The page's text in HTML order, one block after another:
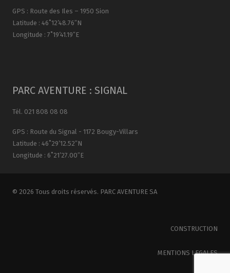
GPS : Route des Iles – 1950 Sion
Latitude : 46˚12’48.76″N
Longitude : 7˚19’41.19″E
PARC AVENTURE : SIGNAL
Tél. 021 808 08 08
GPS : Route du Signal - 1172 Bougy-Villars
Latitude : 46˚29’12.52″N
Longitude : 6˚21’27.00″E
© 2026 Tous droits réservés. PARC AVENTURE SA
CONSTRUCTION
MENTIONS LEGALES